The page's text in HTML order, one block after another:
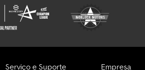
Serviço e Suporte Empresa